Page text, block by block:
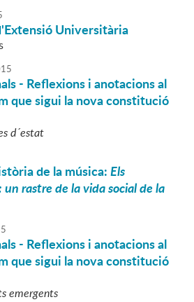
Universitària
- Reflexions i anotacions al
que sigui la nova constitució
d´estat
de la música:Els
rastre de la vida social de la
- Reflexions i anotacions al
que sigui la nova constitució
emergents